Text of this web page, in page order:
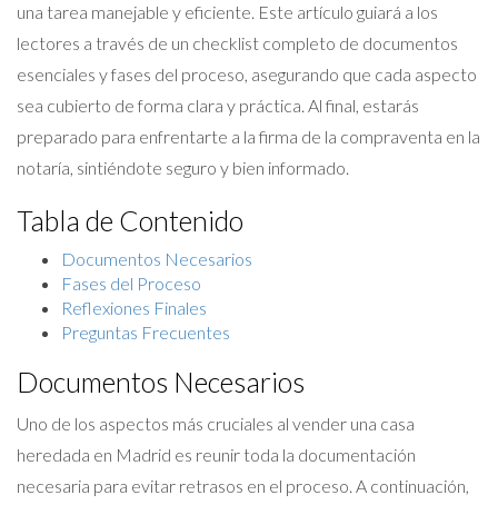
una tarea manejable y eficiente. Este artículo guiará a los
lectores a través de un checklist completo de documentos
esenciales y fases del proceso, asegurando que cada aspecto
sea cubierto de forma clara y práctica. Al final, estarás
preparado para enfrentarte a la firma de la compraventa en la
notaría, sintiéndote seguro y bien informado.
Tabla de Contenido
Documentos Necesarios
Fases del Proceso
Reflexiones Finales
Preguntas Frecuentes
Documentos Necesarios
Uno de los aspectos más cruciales al vender una casa
heredada en Madrid es reunir toda la documentación
necesaria para evitar retrasos en el proceso. A continuación,